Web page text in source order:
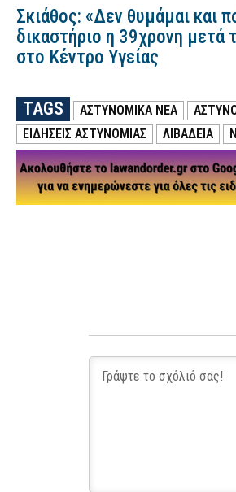
Σκιάθος: «Δεν θυμάμαι και
δικαστήριο η 39χρονη μετά
στο Κέντρο Υγείας
TAGS ΑΣΤΥΝΟΜΙΚΑ ΝΕΑ
ΕΙΔΗΣΕΙΣ ΑΣΤΥΝΟΜΙΑΣ
ΛΙΒΑΔΕΙΑ